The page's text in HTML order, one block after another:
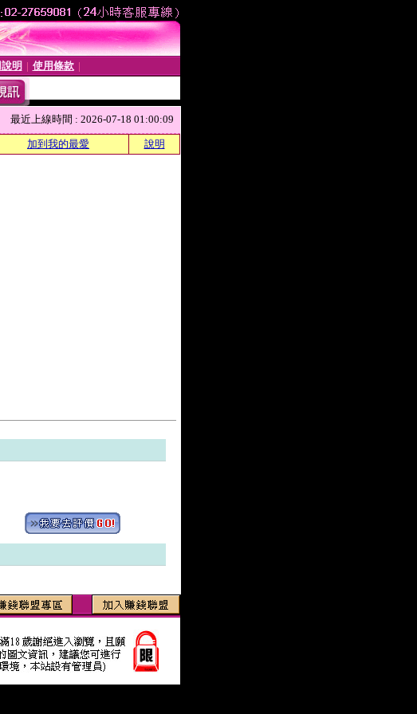
明 使用條款│
最近上線時間 : 2026-07-18 01:00:09
加到我的最愛 說明